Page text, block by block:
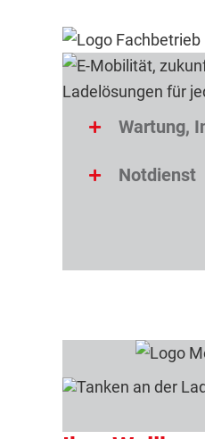
Wartung,
Notdienst